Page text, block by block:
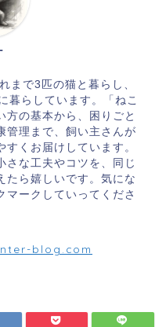
まで3匹の猫と暮らし、
暮らしています。「ねこ
方の基本から、困りごと
管理まで、飼い主さんが
くお届けしています。
さな工夫やコツを、同じ
たら嬉しいです。気にな
マークしていってくださ
blog.com